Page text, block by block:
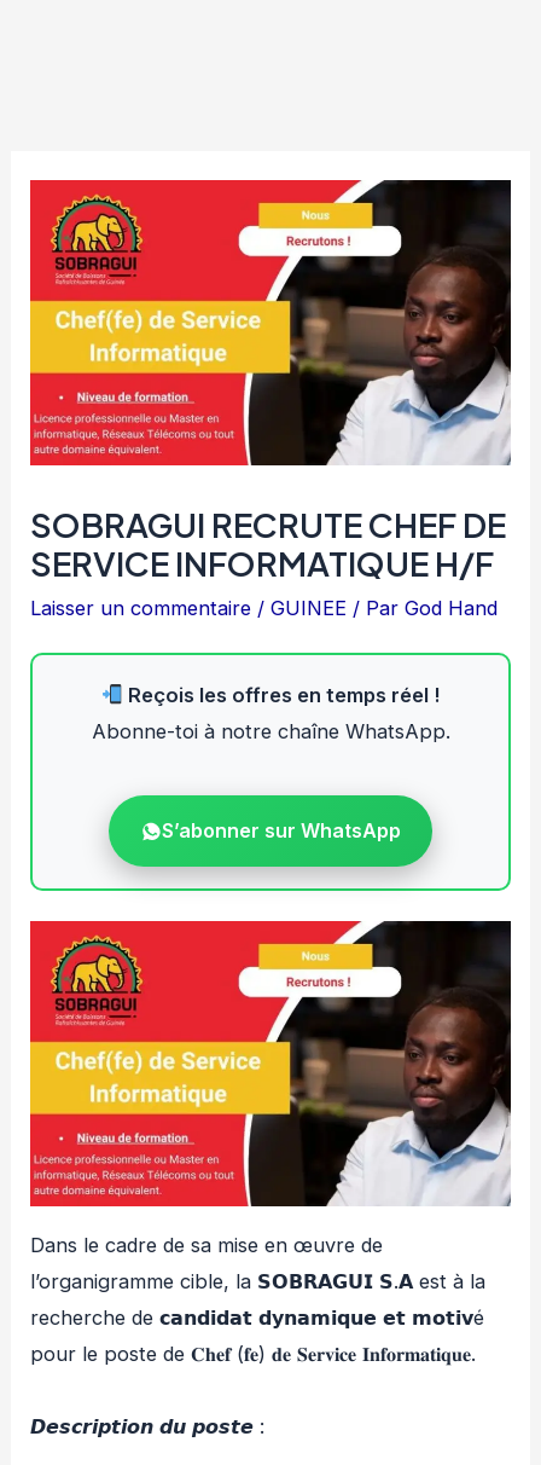
SOBRAGUI RECRUTE CHEF DE
SERVICE INFORMATIQUE H/F
Laisser un commentaire /GUINEE / ParGod Hand
Reçois les offres en temps réel !
Abonne-toi à notre chaîne WhatsApp.
S’abonner sur WhatsApp
Dans le cadre de sa mise en œuvre de
l’organigramme cible, la 𝗦𝗢𝗕𝗥𝗔𝗚𝗨𝗜 𝗦.𝗔 est à la
recherche de 𝗰𝗮𝗻𝗱𝗶𝗱𝗮𝘁 𝗱𝘆𝗻𝗮𝗺𝗶𝗾𝘂𝗲 𝗲𝘁 𝗺𝗼𝘁𝗶𝘃é
pour le poste de 𝐂𝐡𝐞𝐟 (𝐟𝐞) 𝐝𝐞 𝐒𝐞𝐫𝐯𝐢𝐜𝐞 𝐈𝐧𝐟𝐨𝐫𝐦𝐚𝐭𝐢𝐪𝐮𝐞.
𝘿𝙚𝙨𝙘𝙧𝙞𝙥𝙩𝙞𝙤𝙣 𝙙𝙪 𝙥𝙤𝙨𝙩𝙚 :